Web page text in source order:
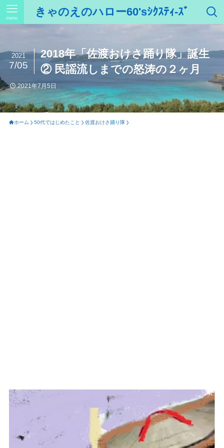
きゃのえのハロー60'sｼｸｽﾃｨ-ｽﾞ
menu
2018年「佐渡おけさ踊り隊」誕生
② 民謡流しまでの怒涛の２ヶ月
2021
7/05
2021年7月5日
ホーム 50代ではじめたこと 佐渡おけさ踊り隊